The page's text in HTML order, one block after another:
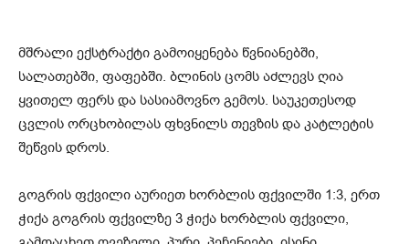
მშრალი ექსტრაქტი გამოიყენება წვნიანებში,
სალათებში, ფაფებში. ბლინის ცომს აძლევს ღია
ყვითელ ფერს და სასიამოვნო გემოს. საუკეთესოდ
ცვლის ორცხობილას ფხვნილს თევზის და კატლეტის
შეწვის დროს.
გოგრის ფქვილი აურიეთ ხორბლის ფქვილში 1:3, ერთ
ჭიქა გოგრის ფქვილზე 3 ჭიქა ხორბლის ფქვილი,